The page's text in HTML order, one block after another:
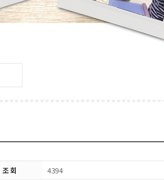
조 회
4394